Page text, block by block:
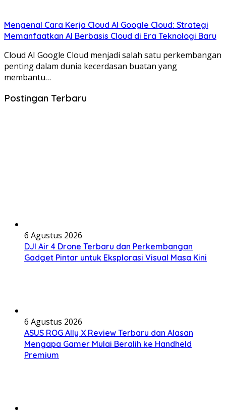
Mengenal Cara Kerja Cloud AI Google Cloud: Strategi
Memanfaatkan AI Berbasis Cloud di Era Teknologi Baru
Cloud AI Google Cloud menjadi salah satu perkembangan
penting dalam dunia kecerdasan buatan yang
membantu…
Postingan Terbaru
6 Agustus 2026
DJI Air 4 Drone Terbaru dan Perkembangan
Gadget Pintar untuk Eksplorasi Visual Masa Kini
6 Agustus 2026
ASUS ROG Ally X Review Terbaru dan Alasan
Mengapa Gamer Mulai Beralih ke Handheld
Premium